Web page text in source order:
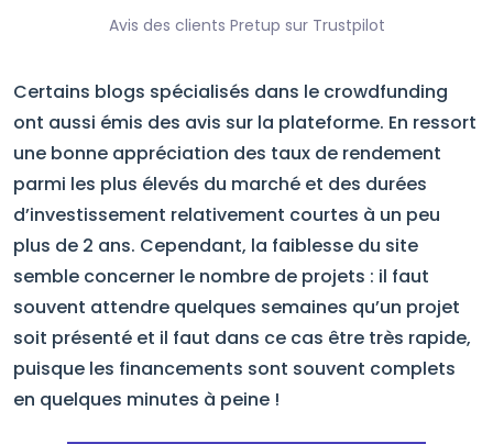
Avis des clients Pretup sur Trustpilot
Certains blogs spécialisés dans le crowdfunding
ont aussi émis des avis sur la plateforme. En ressort
une bonne appréciation des taux de rendement
parmi les plus élevés du marché et des durées
d’investissement relativement courtes à un peu
plus de 2 ans. Cependant, la faiblesse du site
semble concerner le nombre de projets : il faut
souvent attendre quelques semaines qu’un projet
soit présenté et il faut dans ce cas être très rapide,
puisque les financements sont souvent complets
en quelques minutes à peine !